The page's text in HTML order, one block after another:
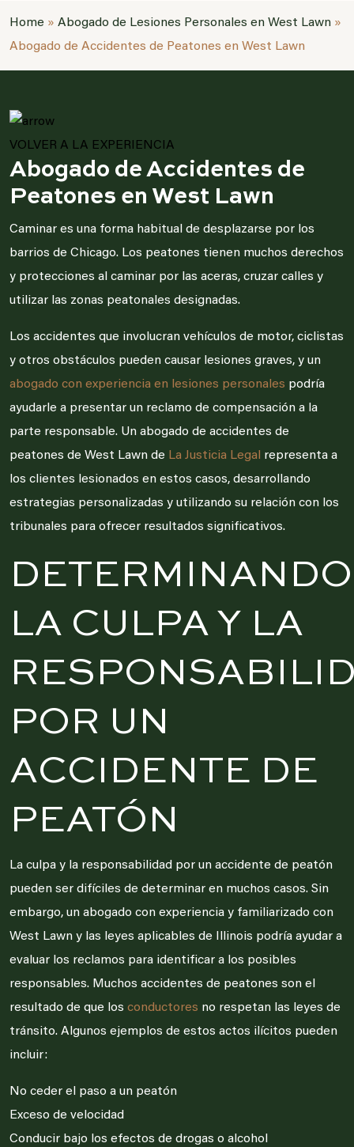
Home » Abogado de Lesiones Personales en West Lawn »
Abogado de Accidentes de Peatones en West Lawn
VOLVER A LA EXPERIENCIA
Abogado de Accidentes de
Peatones en West Lawn
Caminar es una forma habitual de desplazarse por los
barrios de Chicago. Los peatones tienen muchos derechos
y protecciones al caminar por las aceras, cruzar calles y
utilizar las zonas peatonales designadas.
Los accidentes que involucran vehículos de motor, ciclistas
y otros obstáculos pueden causar lesiones graves, y un
abogado con experiencia en lesiones personales podría
ayudarle a presentar un reclamo de compensación a la
parte responsable. Un abogado de accidentes de
peatones de West Lawn de La Justicia Legal representa a
los clientes lesionados en estos casos, desarrollando
estrategias personalizadas y utilizando su relación con los
tribunales para ofrecer resultados significativos.
DETERMINANDO
LA CULPA Y LA
POR UN
ACCIDENTE DE
PEATÓN
La culpa y la responsabilidad por un accidente de peatón
pueden ser difíciles de determinar en muchos casos. Sin
embargo, un abogado con experiencia y familiarizado con
West Lawn y las leyes aplicables de Illinois podría ayudar a
evaluar los reclamos para identificar a los posibles
responsables. Muchos accidentes de peatones son el
resultado de que los conductores no respetan las leyes de
tránsito. Algunos ejemplos de estos actos ilícitos pueden
incluir:
No ceder el paso a un peatón
Exceso de velocidad
Conducir bajo los efectos de drogas o alcohol